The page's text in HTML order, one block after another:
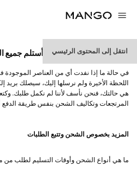
انتقل إلى المحتوى الرئيسي
ماذا يمكنني أن أفعل إذا لم أستلم جميع
في حالة ما إذا نفدت أي من العناصر
اللحظة الأخيرة ولم نرسلها إليك، سيصلك بريد
هي حالتك، فنحن نأسف لأننا لم نكمل طلبك.
المرتجعات وتكاليف الشحن بنفس طريقة الدفع
المزيد بخصوص الشحن وتتبع الطلبات
ما هي أنواع الشحن وأوقات التسليم لطلب من